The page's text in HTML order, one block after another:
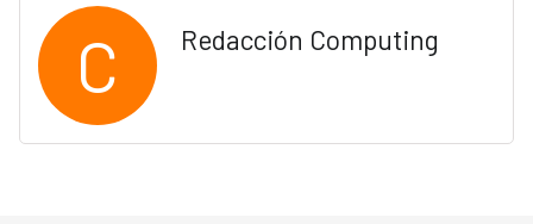
C Redacción Computing